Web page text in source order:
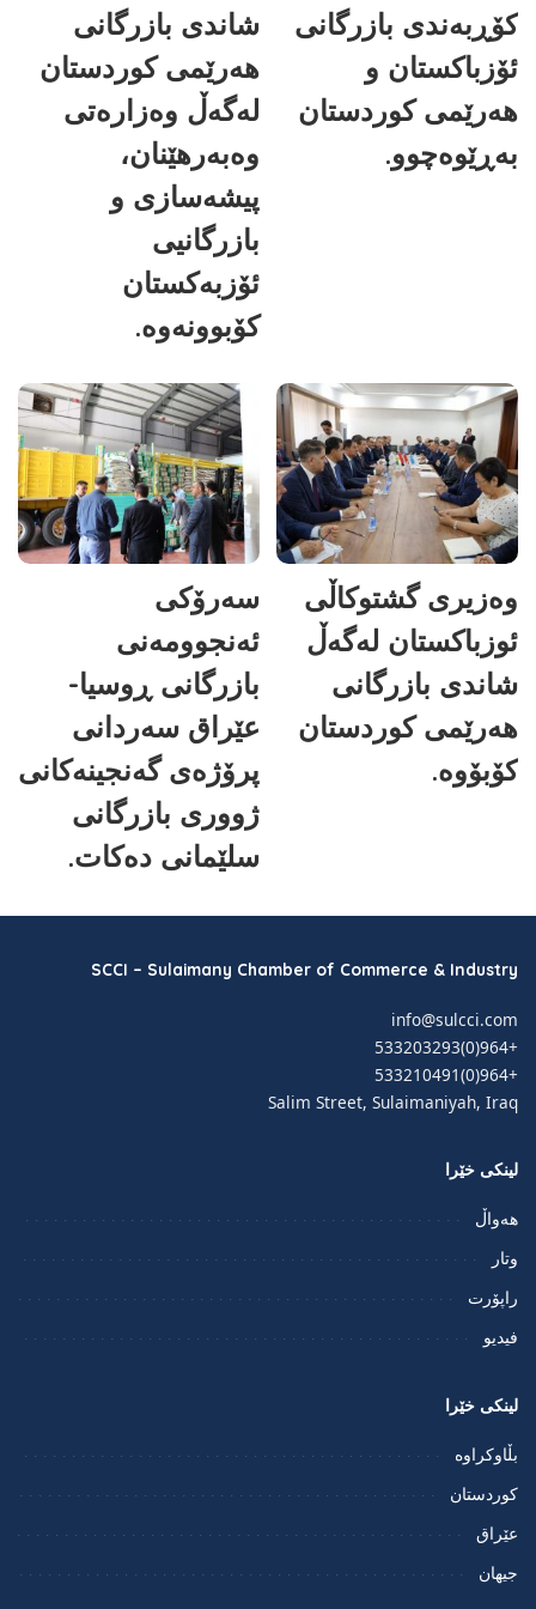
کۆڕبەندی بازرگانی
ئۆزباکستان و
هەرێمی کوردستان
بەڕێوەچوو.
شاندی بازرگانی
هەرێمی کوردستان
لەگەڵ وەزارەتی
وەبەرهێنان،
پیشەسازی و
بازرگانیی
ئۆزبەکستان
کۆبوونەوە.
وەزیری گشتوکاڵی
ئوزباکستان لەگەڵ
شاندی بازرگانی
هەرێمی کوردستان
کۆبۆوە.
سەرۆکی
ئەنجوومەنی
بازرگانی ڕوسیا-
عێراق سەردانی
پرۆژەی گەنجینەکانی
ژووری بازرگانی
سلێمانی دەکات.
SCCI – Sulaimany Chamber of Commerce & Industry
info@sulcci.com
+964(0)533203293
+964(0)533210491
Salim Street, Sulaimaniyah, Iraq
لینکی خێرا
هەواڵ
وتار
راپۆرت
فيديو
لینکی خێرا
بڵاوکراوە
کوردستان
عێراق
جیهان